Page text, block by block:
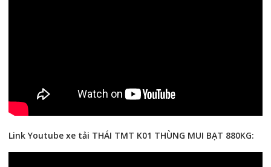
Link Youtube xe tải THÁI TMT K01 THÙNG MUI BẠT 880KG: